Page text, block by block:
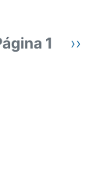
1 ››